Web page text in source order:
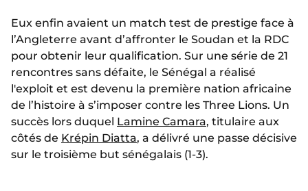
Eux enfin avaient un match test de prestige face à
l’Angleterre avant d’affronter le Soudan et la RDC
pour obtenir leur qualification. Sur une série de 21
rencontres sans défaite, le Sénégal a réalisé
l'exploit et est devenu la première nation africaine
de l’histoire à s’imposer contre les Three Lions. Un
succès lors duquel Lamine Camara, titulaire aux
côtés de Krépin Diatta, a délivré une passe décisive
sur le troisième but sénégalais (1-3).